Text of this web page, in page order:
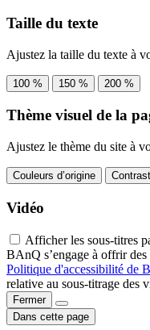
Taille du texte
Ajustez la taille du texte à
100 % 150 % 200 %
Thème visuel de la
Ajustez le thème du site à
Couleurs d’origine
Vidéo
Afficher les sous-titres
BAnQ s’engage à offrir des
Politique d'accessibilité de
relative au sous-titrage des
Fermer
Dans cette page